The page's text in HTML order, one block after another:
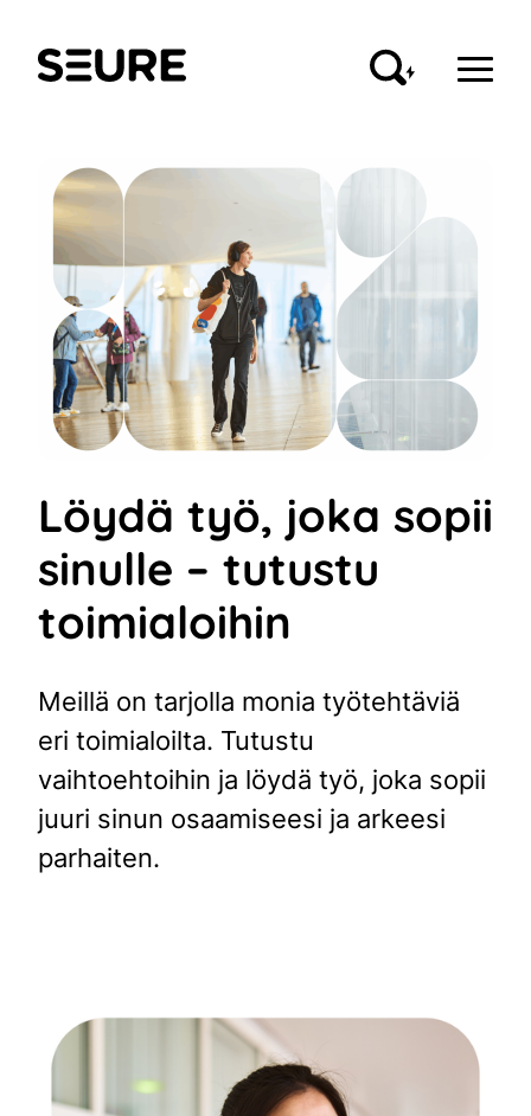
sisältöön
Seure
Löydä työ, joka sopii
sinulle – tutustu
toimialoihin
Meillä on tarjolla monia työtehtäviä
eri toimialoilta. Tutustu
vaihtoehtoihin ja löydä työ, joka sopii
juuri sinun osaamiseesi ja arkeesi
parhaiten.